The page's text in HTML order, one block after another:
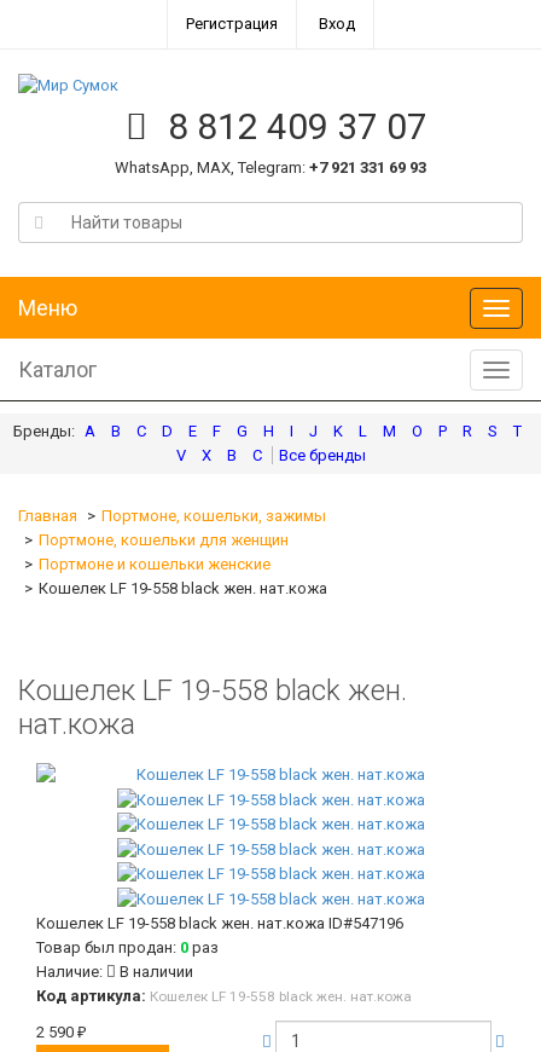
Регистрация Вход
8 812 409 37 07
WhatsApp, MAX, Telegram: +7 921 331 69 93
Меню
Меню
Каталог
A B C D E F G H I J K L M O P R S
T
V
X В С
Главная
Портмоне, кошельки, зажимы
Портмоне, кошельки для женщин
Портмоне и кошельки женские
Кошелек LF 19-558 black жен. нат.кожа
Кошелек LF 19-558 black жен.
нат.кожа
Кошелек LF 19-558 black жен. нат.кожа ID#547196
Товар был продан: 0 раз
Наличие:
В наличии
Код артикула: Кошелек LF 19-558 black жен. нат.кожа
2 590 ₽